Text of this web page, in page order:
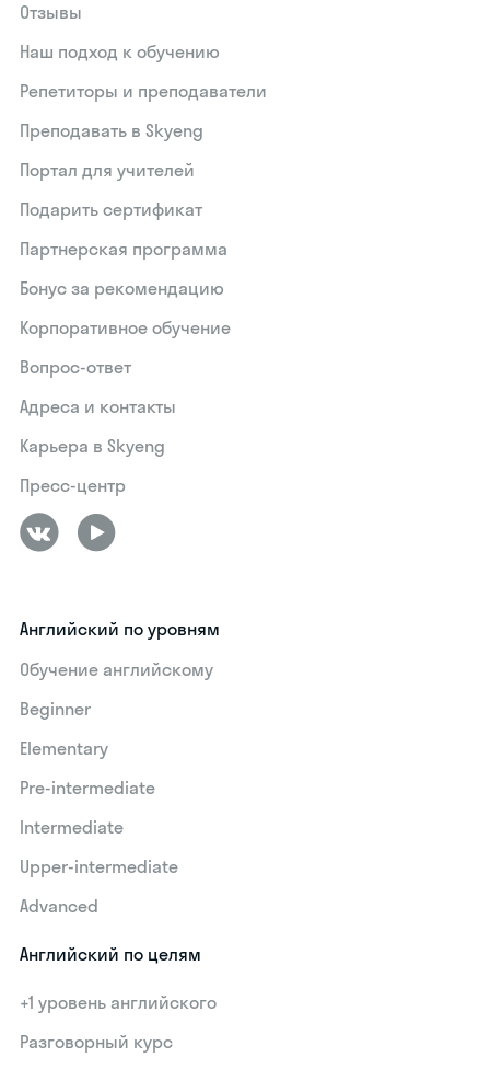
Отзывы
Наш подход к обучению
Репетиторы и преподаватели
Преподавать в Skyeng
Портал для учителей
Подарить сертификат
Партнерская программа
Бонус за рекомендацию
Корпоративное обучение
Вопрос-ответ
Адреса и контакты
Карьера в Skyeng
Пресс-центр
Английский по уровням
Обучение английскому
Beginner
Elementary
Pre-intermediate
Intermediate
Upper-intermediate
Advanced
Английский по целям
+1 уровень английского
Разговорный курс